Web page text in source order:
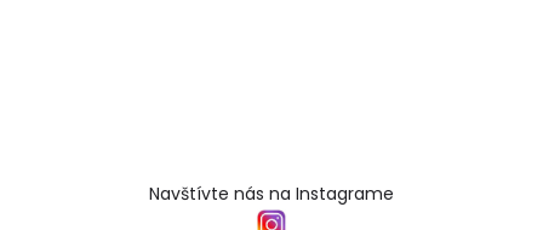
Navštívte nás na Instagrame